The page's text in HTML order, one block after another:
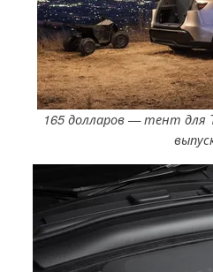
165 долларов — тент для